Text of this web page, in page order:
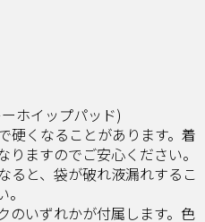
ホイップパッド)
くなることがあります。着
ますのでご安心ください。
と、袋が破れ液漏れするこ
いずれかが付属します。色